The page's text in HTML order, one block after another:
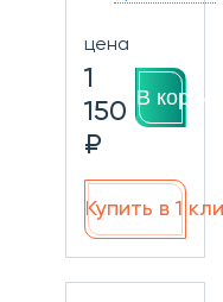
цена
1
150
₽
В
Купить в 1